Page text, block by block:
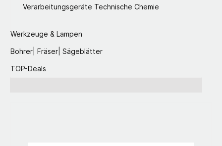
Verarbeitungsgeräte Technische Chemie
Werkzeuge & Lampen
Bohrer| Fräser| Sägeblätter
TOP-Deals